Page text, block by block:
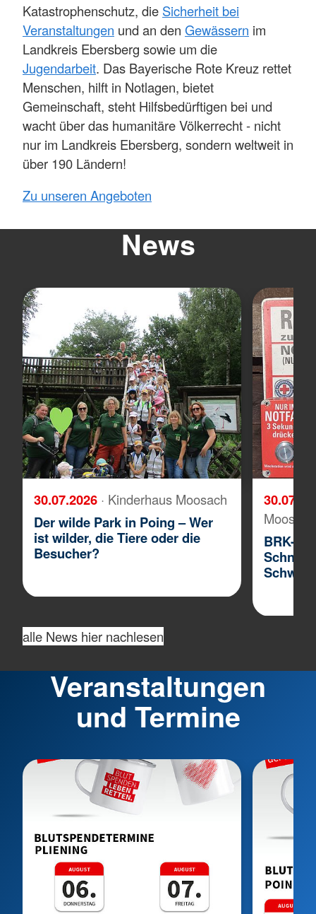
Katastrophenschutz, die Sicherheit bei
Veranstaltungen und an den Gewässern im
Landkreis Ebersberg sowie um die
Jugendarbeit. Das Bayerische Rote Kreuz rettet
Menschen, hilft in Notlagen, bietet
Gemeinschaft, steht Hilfsbedürftigen bei und
wacht über das humanitäre Völkerrecht - nicht
nur im Landkreis Ebersberg, sondern weltweit in
über 190 Ländern!
Zu unseren Angeboten
News
30.07.2026 · Kinderhaus Moosach
Der wilde Park in Poing – Wer
ist wilder, die Tiere oder die
Besucher?
Moosach
BRK-
alle News hier nachlesen
Veranstaltungen
und Termine